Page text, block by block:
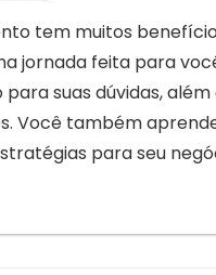
tem muitos
jornada feita para
para suas dúvidas, além
Você também
para seu